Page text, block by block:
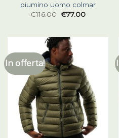
piumino uomo colmar
€116.00 €77.00
In offerta!